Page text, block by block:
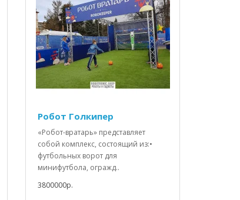
Робот Голкипер
«Робот-вратарь» представляет
собой комплекс, состоящий из:•
футбольных ворот для
минифутбола, огражд..
3800000р.